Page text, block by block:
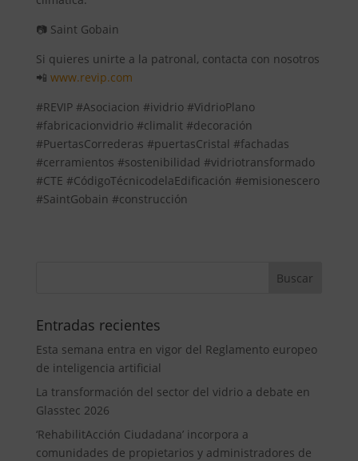
📷 Saint Gobain
Si quieres unirte a la patronal, contacta con nosotros
📲 www.revip.com
#REVIP #Asociacion #ividrio #VidrioPlano
#fabricacionvidrio #climalit #decoración
#PuertasCorrederas #puertasCristal #fachadas
#cerramientos #sostenibilidad #vidriotransformado
#CTE #CódigoTécnicodelaEdificación #emisionescero
#SaintGobain #construcción
Entradas recientes
Esta semana entra en vigor del Reglamento europeo
de inteligencia artificial
La transformación del sector del vidrio a debate en
Glasstec 2026
‘RehabilitAcción Ciudadana’ incorpora a
comunidades de propietarios y administradores de